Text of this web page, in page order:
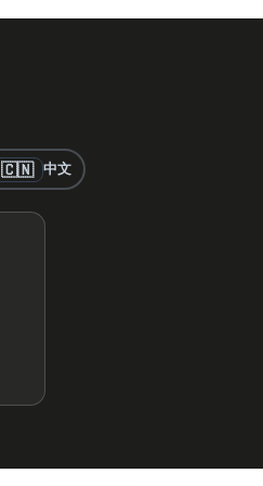
🇨🇳 中文